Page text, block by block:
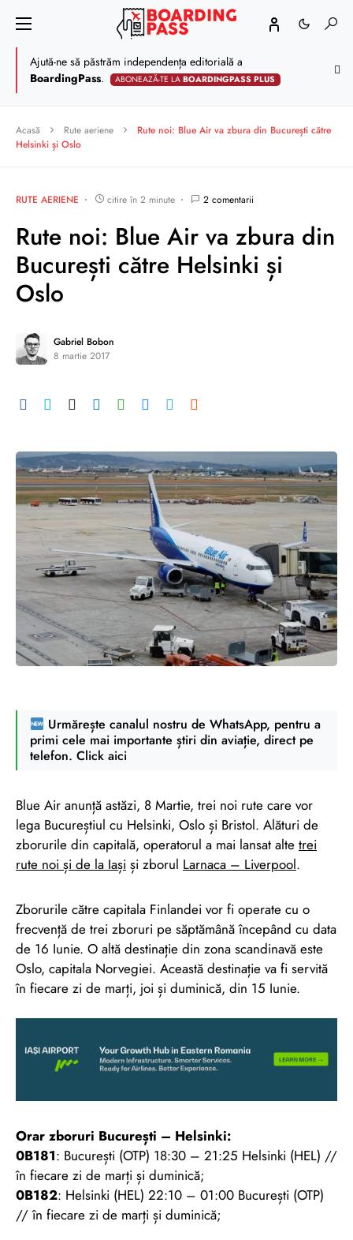
Ajută-ne să păstrăm independența editorială a
BoardingPass. ABONEAZĂ-TE LABOARDINGPASS PLUS
Acasă Rute aeriene
Rute noi: Blue Air va zbura din București către
Helsinki și Oslo
RUTE AERIENE citire în 2 minute 2 comentarii
Rute noi: Blue Air va zbura din
București către Helsinki și
Oslo
Gabriel Bobon
8 martie 2017
Urmărește canalul nostru de WhatsApp, pentru a
primi cele mai importante știri din aviație, direct pe
telefon. Click aici
Blue Air anunță astăzi, 8 Martie, trei noi rute care vor
lega Bucureștiul cu Helsinki, Oslo și Bristol. Alături de
zborurile din capitală, operatorul a mai lansat alte trei
rute noi și de la Iași și zborul Larnaca – Liverpool.
Zborurile către capitala Finlandei vor fi operate cu o
frecvență de trei zboruri pe săptămână începând cu data
de 16 Iunie. O altă destinație din zona scandinavă este
Oslo, capitala Norvegiei. Această destinație va fi servită
în fiecare zi de marți, joi și duminică, din 15 Iunie.
Orar zboruri București – Helsinki:
0B181: București (OTP) 18:30 – 21:25 Helsinki (HEL) //
în fiecare zi de marți și duminică;
0B182: Helsinki (HEL) 22:10 – 01:00 București (OTP)
// în fiecare zi de marți și duminică;